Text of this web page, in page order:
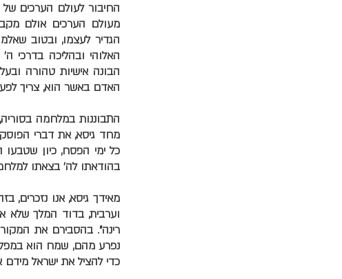
החיבור לעולם הערכים
מעולם הערכים אולם
הגדיר לעצמו, ובטוב
האלוהי ובהליכה בדרכי
הבונה אישיות טהורה
האדם באשר הוא, צריך
התבוננות במלחמה
מחד גיסא, את דברי
כל ימי הפסח, כיון
בהודאתו לה' בצאתו
מאידך גיסא, אנו
וערבית, בדוד המלך
רינה". בהסבירם את
נפרע מהם, שמח הוא
כדי להציל את ישראל מידם